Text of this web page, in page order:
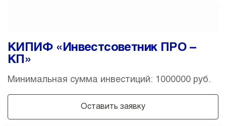
КИПИФ «Инвестсоветник ПРО –
КП»
Минимальная сумма инвестиций: 1000000 руб.
Оставить заявку